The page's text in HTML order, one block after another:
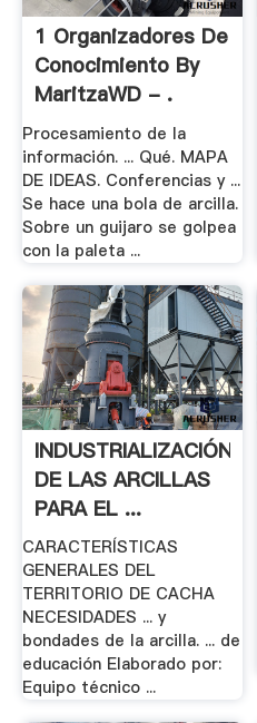
1 Organizadores De
Conocimiento By
MaritzaWD - .
Procesamiento de la
información. ... Qué. MAPA
DE IDEAS. Conferencias y ...
Se hace una bola de arcilla.
Sobre un guijaro se golpea
con la paleta ...
INDUSTRIALIZACIÓN
DE LAS ARCILLAS
PARA EL ...
CARACTERÍSTICAS
GENERALES DEL
TERRITORIO DE CACHA
NECESIDADES ... y
bondades de la arcilla. ... de
educación Elaborado por:
Equipo técnico ...